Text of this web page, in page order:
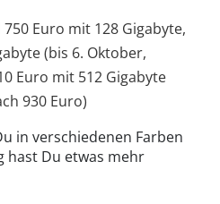
Euro mit 128 Gigabyte,
(bis 6. Oktober,
Euro mit 512 Gigabyte
930 Euro)
in verschiedenen Farben
hast Du etwas mehr